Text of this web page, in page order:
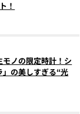
！
モノの限定時計！シ
の美しすぎる“光